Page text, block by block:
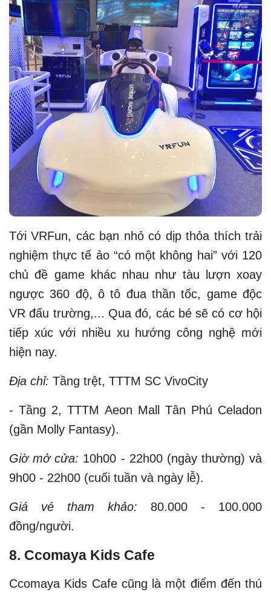
Tới VRFun, các bạn nhỏ có dịp thỏa thích trải
nghiệm thực tế ảo “có một không hai” với 120
chủ đề game khác nhau như tàu lượn xoay
ngược 360 độ, ô tô đua thần tốc, game độc
VR đấu trường,... Qua đó, các bé sẽ có cơ hội
tiếp xúc với nhiều xu hướng công nghệ mới
hiện nay.
Địa chỉ: Tầng trệt, TTTM SC VivoCity
- Tầng 2, TTTM Aeon Mall Tân Phú Celadon
(gần Molly Fantasy).
Giờ mở cửa: 10h00 - 22h00 (ngày thường) và
9h00 - 22h00 (cuối tuần và ngày lễ).
Giá vé tham khảo: 80.000 - 100.000
đồng/người.
8. Ccomaya Kids Cafe
Ccomaya Kids Cafe cũng là một điểm đến thú